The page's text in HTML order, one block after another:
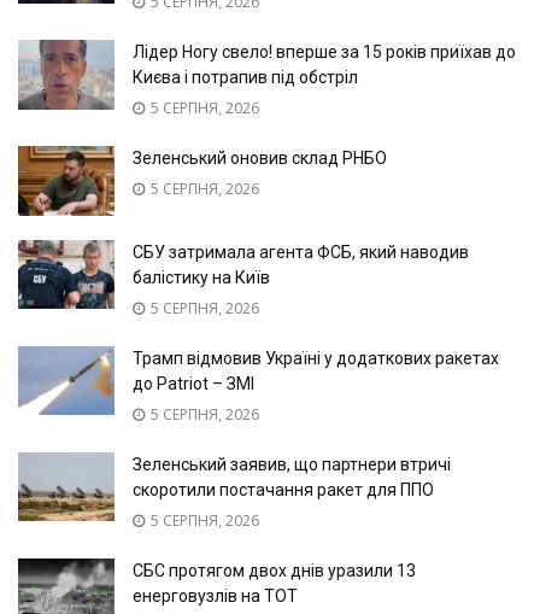
Лідер Ногу свело! вперше за 15 років приїхав до
Києва і потрапив під обстріл
5 СЕРПНЯ, 2026
Зеленський оновив склад РНБО
5 СЕРПНЯ, 2026
СБУ затримала агента ФСБ, який наводив
балістику на Київ
5 СЕРПНЯ, 2026
Трамп відмовив Україні у додаткових ракетах
до Patriot – ЗМІ
5 СЕРПНЯ, 2026
Зеленський заявив, що партнери втричі
скоротили постачання ракет для ППО
5 СЕРПНЯ, 2026
СБС протягом двох днів уразили 13
енерговузлів на ТОТ